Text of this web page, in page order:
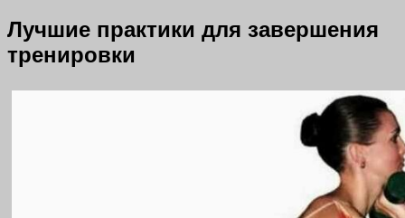
Лучшие практики для завершения
тренировки